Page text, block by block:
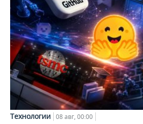
Технологии 08 авг, 00:00